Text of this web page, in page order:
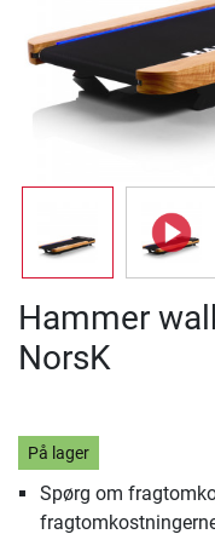
Hammer
NorsK
På lager
Spørg om